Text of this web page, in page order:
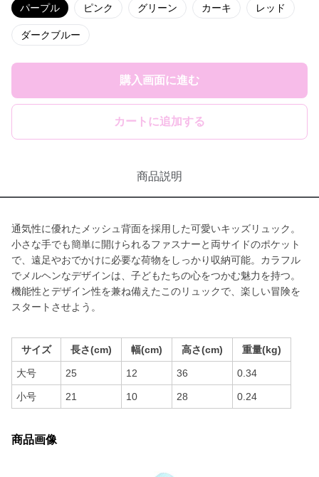
パープル ピンク グリーン カーキ レッド
ダークブルー
購入画面に進む
カートに追加する
商品説明
通気性に優れたメッシュ背面を採用した可愛いキッズリュック。
小さな手でも簡単に開けられるファスナーと両サイドのポケット
で、遠足やおでかけに必要な荷物をしっかり収納可能。カラフル
でメルヘンなデザインは、子どもたちの心をつかむ魅力を持つ。
機能性とデザイン性を兼ね備えたこのリュックで、楽しい冒険を
スタートさせよう。
サイズ 長さ(cm) 幅(cm) 高さ(cm) 重量(kg)
大号 25 12 36 0.34
小号 21 10 28 0.24
商品画像